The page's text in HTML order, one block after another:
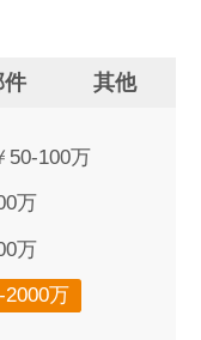
件 其他
50-100万
万
万
2000万